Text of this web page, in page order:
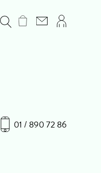
01 / 890 72 86